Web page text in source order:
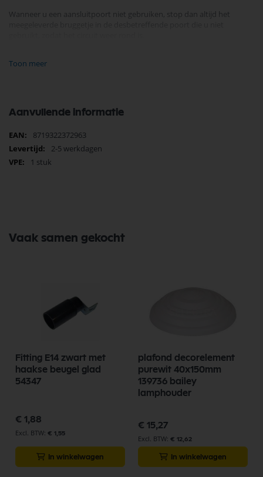
Wanneer u een aansluitpoort niet gebruiken, stop dan altijd het
Output: 240MA 14-25V (DC)
Deze dimbare led trafo dimt het beste met een fase afsnijdende led
Driver voor LED4900 - LED4905 - LED4910
Toon meer
Aanvullende informatie
Meer
informatie
8719322372963
2-5 werkdagen
1 stuk
Vaak samen gekocht
Fitting E14 zwart met
haakse beugel glad
54347
€ 1,88
€ 1,55
In winkelwagen
plafond decorelement
purewit 40x150mm
139736 bailey
lamphouder
€ 15,27
€ 12,62
In winkelwagen